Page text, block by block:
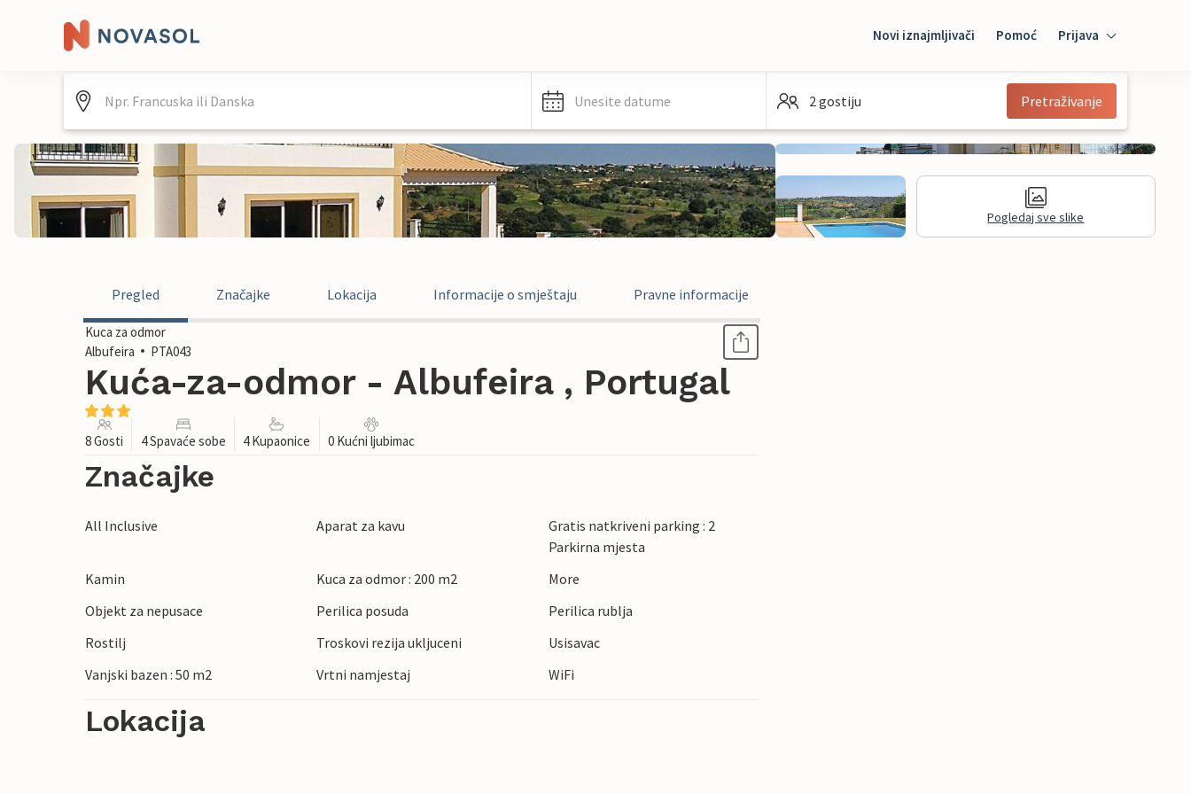
Novi iznajmljivači Pomoć Prijava
Mybooking
Unesite datume 2 gostiju Pretraživanje
Pogledaj sve slike
Pregled Značajke Lokacija Informacije o smještaju Pravne informacije
Kuca za odmor
Albufeira
PTA043
Kuća-za-odmor - Albufeira , Portugal
8 Gosti 4 Spavaće sobe 4 Kupaonice 0 Kućni ljubimac
Značajke
All Inclusive Aparat za kavu
Gratis natkriveni parking : 2
Parkirna mjesta
Kamin
Kuca za odmor : 200 m2
More
Objekt za nepusace
Perilica posuda
Perilica rublja
Rostilj
Troskovi rezija ukljuceni
Usisavac
Vanjski bazen : 50 m2
Vrtni namjestaj WiFi
Lokacija